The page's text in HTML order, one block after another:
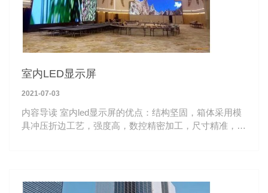
室内LED显示屏
2021-07-03
内容导读 室内led显示屏的优点：结构坚固，箱体采用模
具冲压折边工艺，强度高，数控精密加工，尺寸精准，一